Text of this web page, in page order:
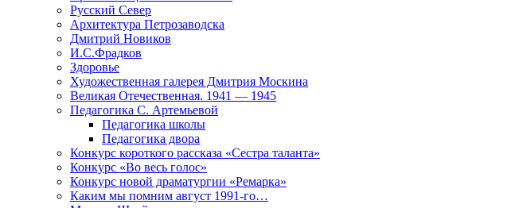
Русский Север
Архитектура Петрозаводска
Дмитрий Новиков
И.С.Фрадков
Здоровье
Художественная галерея Дмитрия Москина
Великая Отечественная. 1941 — 1945
Педагогика С. Артемьевой
Педагогика школы
Педагогика двора
Конкурс короткого рассказа «Сестра таланта»
Конкурс «Во весь голос»
Конкурс новой драматургии «Ремарка»
Каким мы помним август 1991-го…